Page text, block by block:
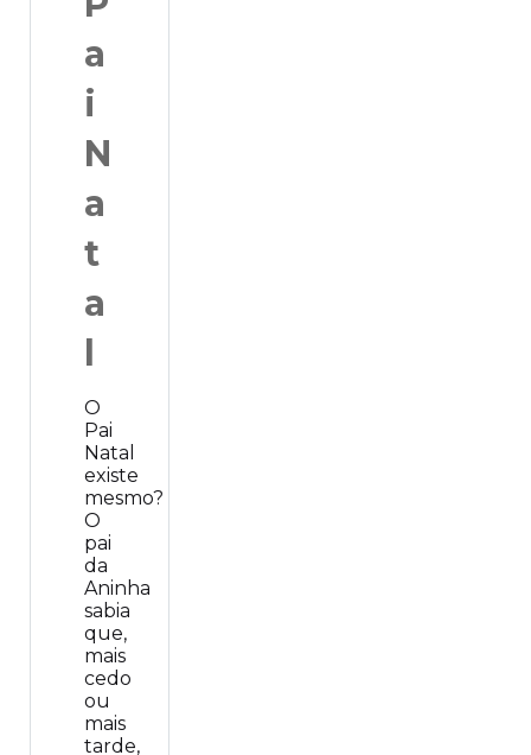
a
i
N
a
t
a
l
O
Pai
Natal
existe
mesmo?
O
pai
da
Aninha
sabia
que,
mais
cedo
ou
mais
tarde,